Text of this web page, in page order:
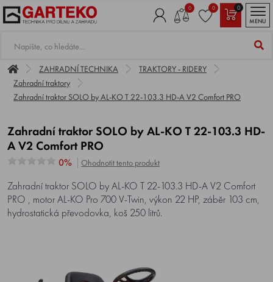
0 0
0
MENU
ZAHRADNÍ TECHNIKA
TRAKTORY - RIDERY
Zahradní traktory
Zahradní traktor SOLO by AL-KO T 22-103.3 HD-A V2 Comfort PRO
Zahradní traktor SOLO by AL-KO T 22-103.3 HD-
A V2 Comfort PRO
0% Ohodnotit tento produkt
Zahradní traktor SOLO by AL-KO T 22-103.3 HD-A V2 Comfort
PRO , motor AL-KO Pro 700 V-Twin, výkon 22 HP, záběr 103 cm,
hydrostatická převodovka, koš 250 litrů.